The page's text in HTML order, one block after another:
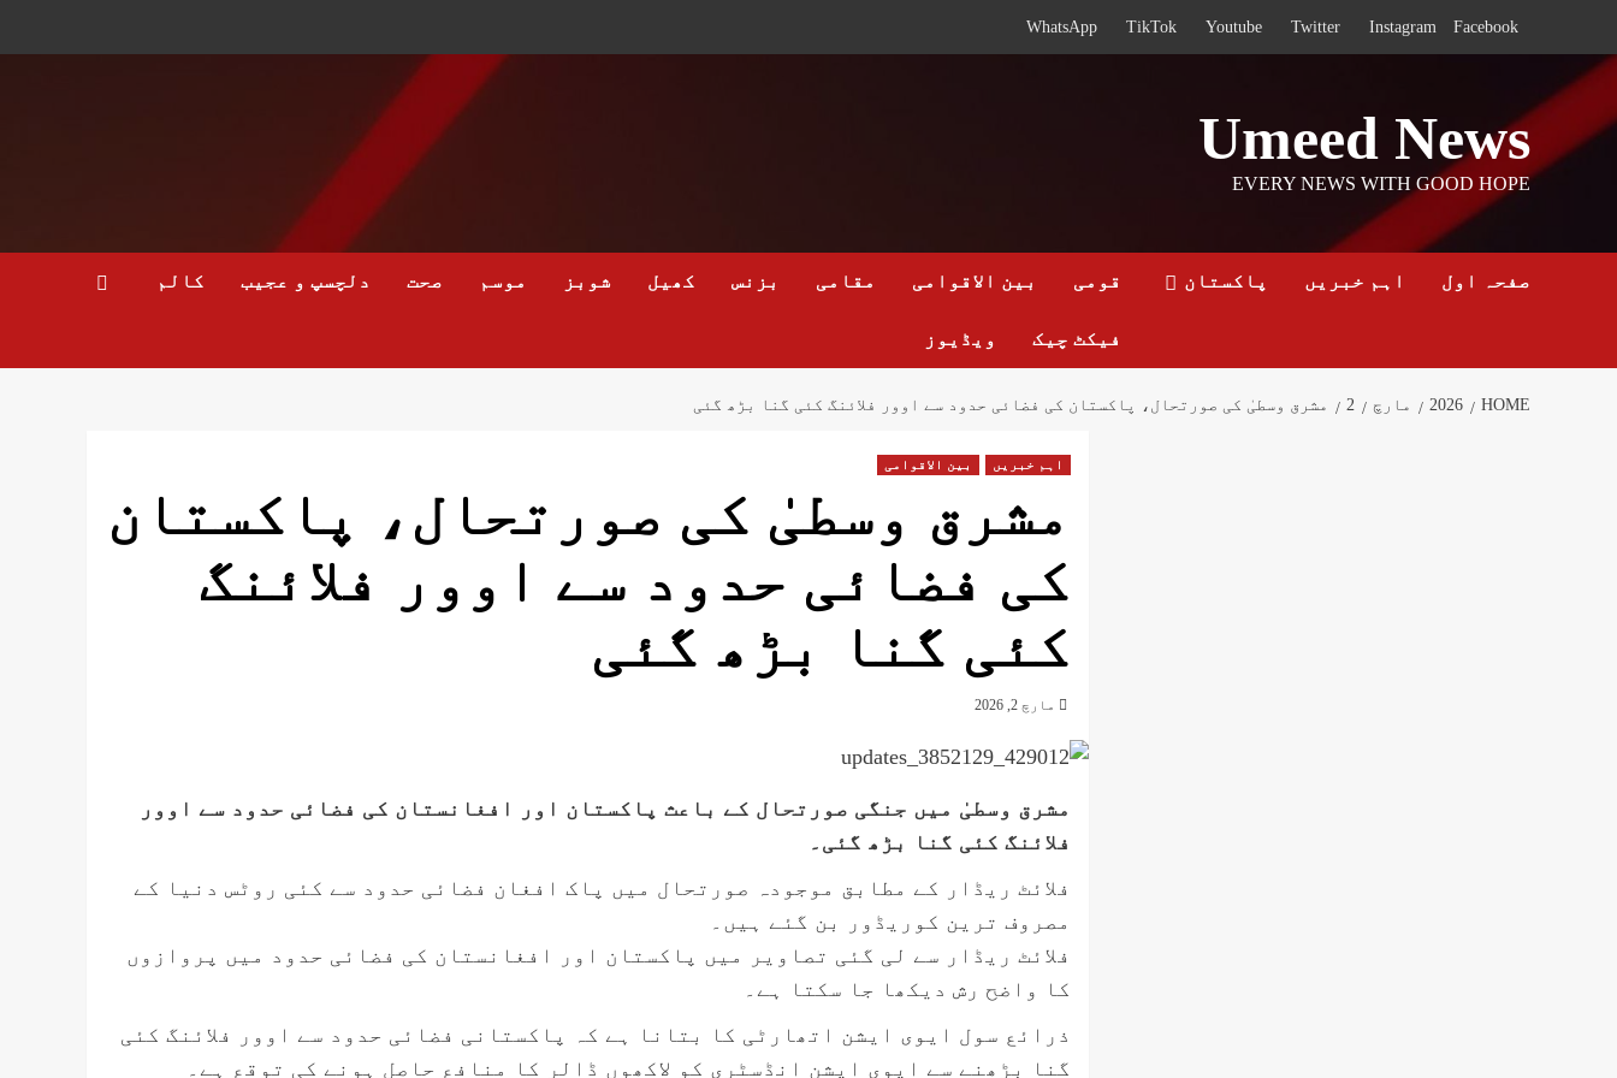
content
Facebook
Instagram
Twitter
Youtube
TikTok
WhatsApp
Umeed News
EVERY NEWS WITH GOOD HOPE
صفحہ اول اہم خبریں پاکستان قومی بین الاقوامی مقامی بزنس کھیل شوبز موسم صحت دلچسپ و عجیب کالم
فیکٹ چیک ویڈیوز
HOME
2026 مارچ 2 مشرق وسطیٰ کی صورتحال، پاکستان کی فضائی حدود سے اوور فلائنگ کئی گنا بڑھ گئی
اہم خبریں بین الاقوامی
مشرق وسطیٰ کی صورتحال، پاکستان
کی فضائی حدود سے اوور فلائنگ
کئی گنا بڑھ گئی
مارچ 2, 2026
مشرق وسطیٰ میں جنگی صورتحال کے باعث پاکستان اور افغانستان کی فضائی حدود سے اوور
فلائنگ کئی گنا بڑھ گئی۔
فلائٹ ریڈار کے مطابق موجودہ صورتحال میں پاک افغان فضائی حدود سے کئی روٹس دنیا کے
مصروف ترین کوریڈور بن گئے ہیں۔
فلائٹ ریڈار سے لی گئی تصاویر میں پاکستان اور افغانستان کی فضائی حدود میں پروازوں
کا واضح رش دیکھا جا سکتا ہے۔
ذرائع سول ایوی ایشن اتھارٹی کا بتانا ہے کہ پاکستانی فضائی حدود سے اوور فلائنگ کئی
گنا بڑھنے سے ایوی ایشن انڈسٹری کو لاکھوں ڈالر کا منافع حاصل ہونے کی توقع ہے۔